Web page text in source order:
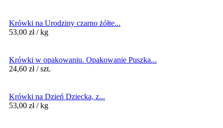
Krówki na Urodziny czarno żółte...
53,00 zł / kg
Krówki w opakowaniu. Opakowanie Puszka...
24,60 zł / szt.
Krówki na Dzień Dziecka, z...
53,00 zł / kg